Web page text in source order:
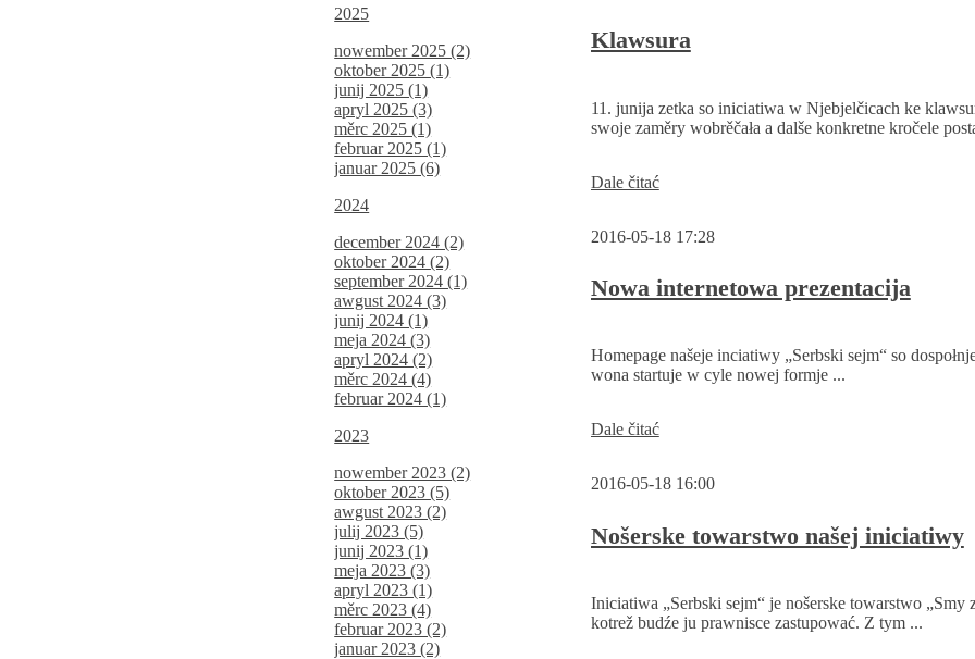
2025
nowember 2025 (2)
oktober 2025 (1)
junij 2025 (1)
apryl 2025 (3)
měrc 2025 (1)
februar 2025 (1)
januar 2025 (6)
2024
december 2024 (2)
oktober 2024 (2)
september 2024 (1)
awgust 2024 (3)
junij 2024 (1)
meja 2024 (3)
apryl 2024 (2)
měrc 2024 (4)
februar 2024 (1)
2023
nowember 2023 (2)
oktober 2023 (5)
awgust 2023 (2)
julij 2023 (5)
junij 2023 (1)
meja 2023 (3)
apryl 2023 (1)
měrc 2023 (4)
februar 2023 (2)
januar 2023 (2)
Klawsura
11. junija zetka so iniciatiwa w Njebjelčicach ke
swoje zaměry wobrěčała a dalše konkretne kročele
Dale čitaćKlawsura
2016-05-18 17:28
Nowa internetowa prezentacija
Homepage našeje inciatiwy „Serbski sejm“ so
wona startuje w cyle nowej formje ...
Dale čitaćNowa
2016-05-18 16:00
Nošerske towarstwo našej iniciatiwy
Iniciatiwa „Serbski sejm“ je nošerske towarstwo „Smy
kotrež budźe ju prawnisce zastupować. Z tym ...